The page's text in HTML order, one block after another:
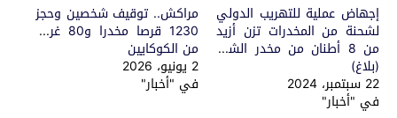
إجهاض عملية للتهريب الدولي
لشحنة من المخدرات تزن أزيد
من 8 أطنان من مخدر الشيرا
(بلاغ)
22 سبتمبر، 2024
في "أخبار"
مراكش.. توقيف شخصين وحجز
1230 قرصا مخدرا و80 غراما
من الكوكايين
2 يونيو، 2026
في "أخبار"